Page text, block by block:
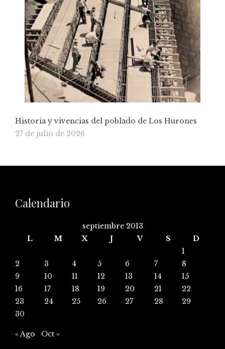
Historia y vivencias del poblado de Los Hurones
27 de julio de 2026
Calendario
septiembre 2013
L
M X J V S
D
1
2
3 4 5 6 7
8
9
10 11 12 13 14
15
16
17 18 19 20 21
22
23
24 25 26 27 28
29
30
« Ago Oct »